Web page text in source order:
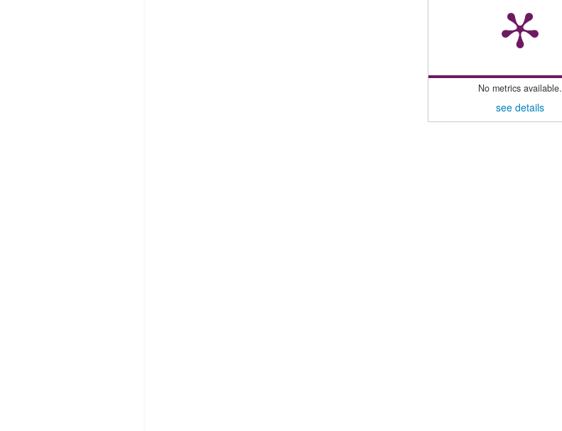
No metrics available.
see details